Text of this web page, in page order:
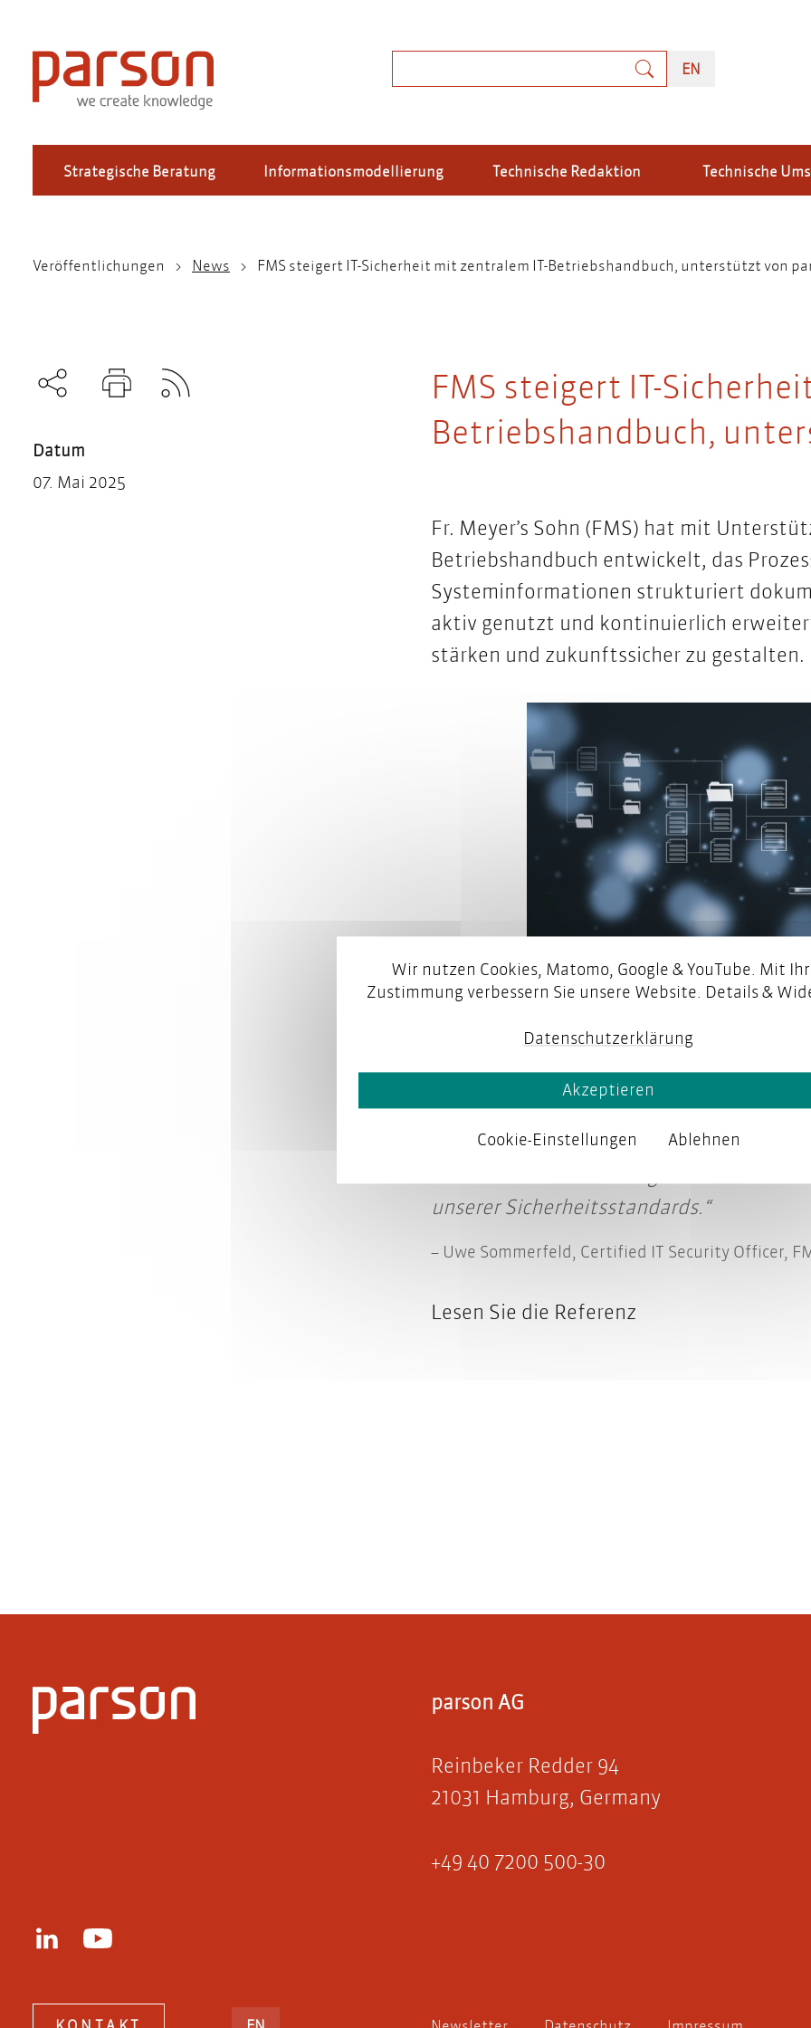
Inhalt
EN
Strategische Beratung Informationsmodellierung Technische Redaktion Technische
Pfadnavigation
Veröffentlichungen News FMS steigert IT-Sicherheit mit zentralem IT-Betriebshandbuch, unterstützt von
FMS steigert IT-
Betriebshandbuch,
Fr. Meyer’s Sohn (FMS) hat mit
Betriebshandbuch entwickelt, das
Systeminformationen strukturiert
aktiv genutzt und kontinuierlich
stärken und zukunftssicher zu gestalten.
Das IT-Betriebshandbuch von FMS
„Mit der Unterstützung von parson
Betriebshandbuch unseren
wird. [...] Dieses Handbuch ist nicht nur
unserer Sicherheitsstandards.
Uwe Sommerfeld, Certified IT Security Officer,
Lesen Sie die Referenz
Datum
07. Mai 2025
parson AG
Reinbeker Redder 94
21031 Hamburg, Germany
+49 40 7200 500-30
Wir nutzen Cookies, Matomo, Google & YouTube. Mit
Zustimmung verbessern Sie unsere Website. Details &
Datenschutzerklärung
Cookie-Einstellungen Ablehnen
Akzeptieren